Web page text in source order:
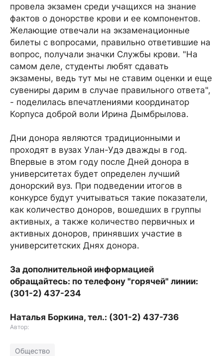
провела экзамен среди учащихся на знание
фактов о донорстве крови и ее компонентов.
Желающие отвечали на экзаменационные
билеты с вопросами, правильно ответившие на
вопрос, получали значки Службы крови. "На
самом деле, студенты любят сдавать
экзамены, ведь тут мы не ставим оценки и еще
сувениры дарим в случае правильного ответа",
- поделилась впечатлениями координатор
Корпуса доброй воли Ирина Дымбрылова.
Дни донора являются традиционными и
проходят в вузах Улан-Удэ дважды в год.
Впервые в этом году после Дней донора в
университетах будет определен лучший
донорский вуз. При подведении итогов в
конкурсе будут учитываться такие показатели,
как количество доноров, вошедших в группы
активных, а также количество первичных и
активных доноров, принявших участие в
университетских Днях донора.
За дополнительной информацией
обращайтесь: по телефону "горячей" линии:
(301-2) 437-234
Наталья Боркина, тел.: (301-2) 437-736
Автор:
Общество